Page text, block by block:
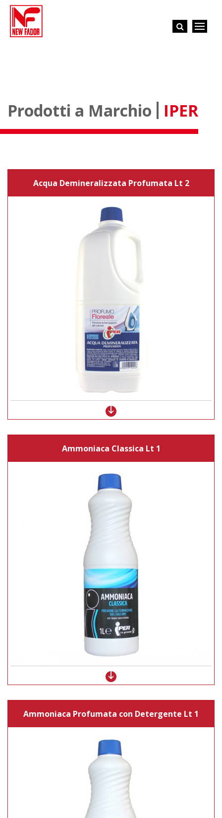
Prodotti a Marchio IPER
Acqua Demineralizzata Profumata Lt 2
Ammoniaca Classica Lt 1
Ammoniaca Profumata con Detergente Lt 1